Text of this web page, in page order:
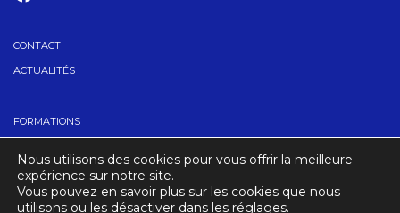
CONTACT
ACTUALITÉS
FORMATIONS
TROUVER UN CLUB
Nous utilisons des cookies pour vous offrir la meilleure
expérience sur notre site.
Vous pouvez en savoir plus sur les cookies que nous
utilisons ou les désactiver dans les réglages.